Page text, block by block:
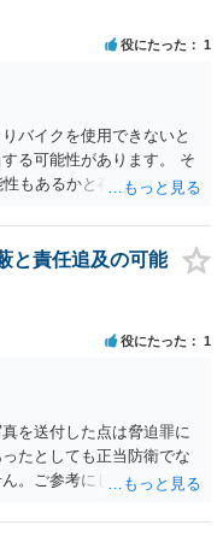
役にたった 1
バイクを使用できないと
る可能性があります。 そ
もあるかと存じます。 確
も責任が生じてしまう 可
くようご留意いただけれ
と責任追及の可能
役にたった 1
を送付した点は脅迫罪に
たとしても正当防衛でな
。ご参考にしてくださ